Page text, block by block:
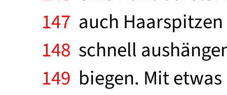
147 auch
148 schnell
149 biegen. Mit